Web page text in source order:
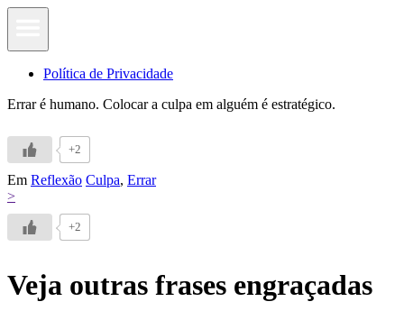
Política de Privacidade
Errar é humano. Colocar a culpa em alguém é estratégico.
+2
Em Reflexão Culpa, Errar
>
+2
Veja outras frases engraçadas